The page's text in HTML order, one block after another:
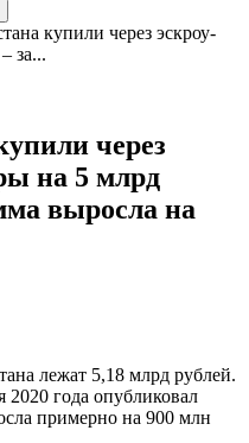
купили через эскроу-
за...
через
на 5 млрд
выросла на
лежат 5,18 млрд рублей.
года опубликовал
примерно на 900 млн